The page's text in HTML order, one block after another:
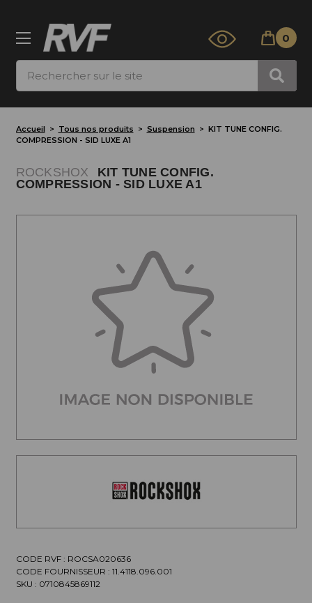
0
Accueil Tous nos produits Suspension
KIT TUNE CONFIG.
COMPRESSION - SID LUXE A1
ROCKSHOX
KIT TUNE CONFIG.
COMPRESSION - SID LUXE A1
CODE RVF : ROCSA020636
CODE FOURNISSEUR : 11.4118.096.001
SKU : 0710845869112